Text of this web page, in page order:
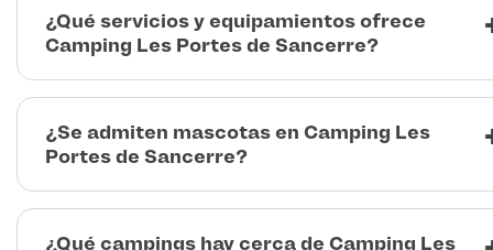
¿Qué servicios y equipamientos ofrece
Camping Les Portes de Sancerre?
¿Se admiten mascotas en Camping Les
Portes de Sancerre?
¿Qué campings hay cerca de Camping Les